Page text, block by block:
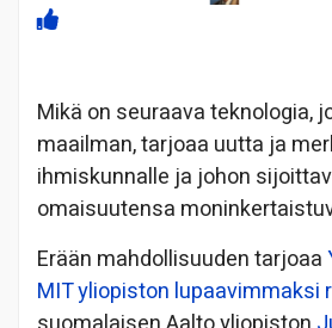
Mikä on seuraava teknologia,
maailman, tarjoaa uutta ja
ihmiskunnalle ja johon
omaisuutensa
Erään mahdollisuuden tarjoaa
MIT yliopiston lupaavimmaksi